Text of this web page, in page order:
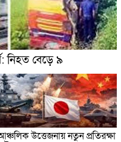
নিহত বেড়ে ৯
উত্তেজনায় নতুন প্রতিরক্ষা